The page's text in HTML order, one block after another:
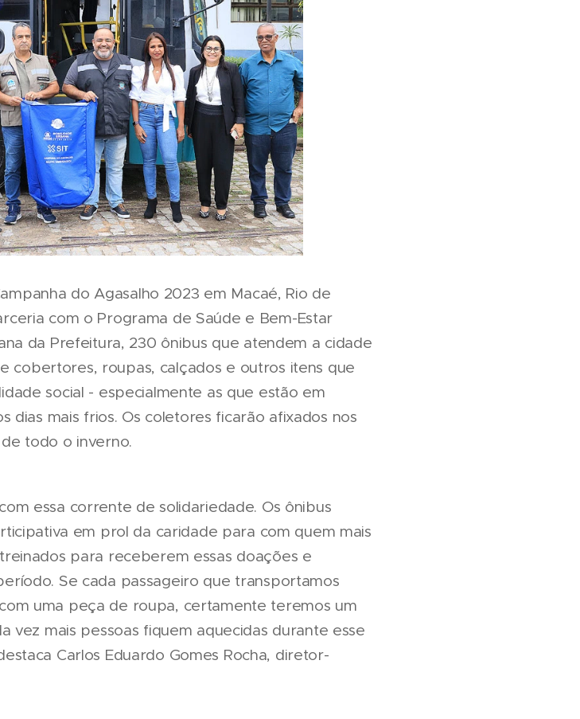
do Agasalho 2023 em Macaé, Rio de
com o Programa de Saúde e Bem-Estar
da Prefeitura, 230 ônibus que atendem a cidade
cobertores, roupas, calçados e outros itens que
social - especialmente as que estão em
dias mais frios. Os coletores ficarão afixados nos
todo o inverno.
essa corrente de solidariedade. Os ônibus
em prol da caridade para com quem mais
para receberem essas doações e
Se cada passageiro que transportamos
uma peça de roupa, certamente teremos um
vez mais pessoas fiquem aquecidas durante esse
Carlos Eduardo Gomes Rocha, diretor-